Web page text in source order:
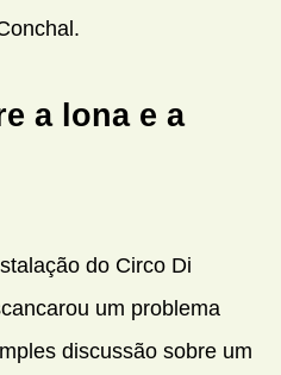
a lona e a
do Circo Di
um problema
discussão sobre um